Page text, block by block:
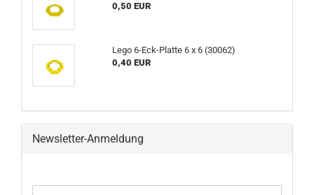
0,50 EUR
Lego 6-Eck-Platte 6 x 6 (30062)
0,40 EUR
Newsletter-Anmeldung